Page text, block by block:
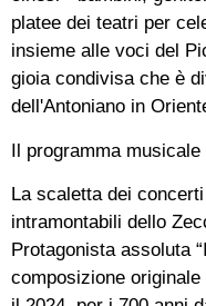
platee dei teatri per
insieme alle voci del
gioia condivisa che è
dell'Antoniano in
Il programma musicale
La scaletta dei
intramontabili dello
Protagonista assoluta
composizione